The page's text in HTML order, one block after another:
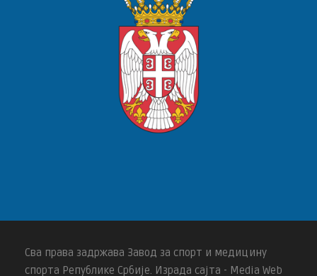
Сва права задржава Завод за спорт и медицину
спорта Републике Србије. Израда сајта - Media Web